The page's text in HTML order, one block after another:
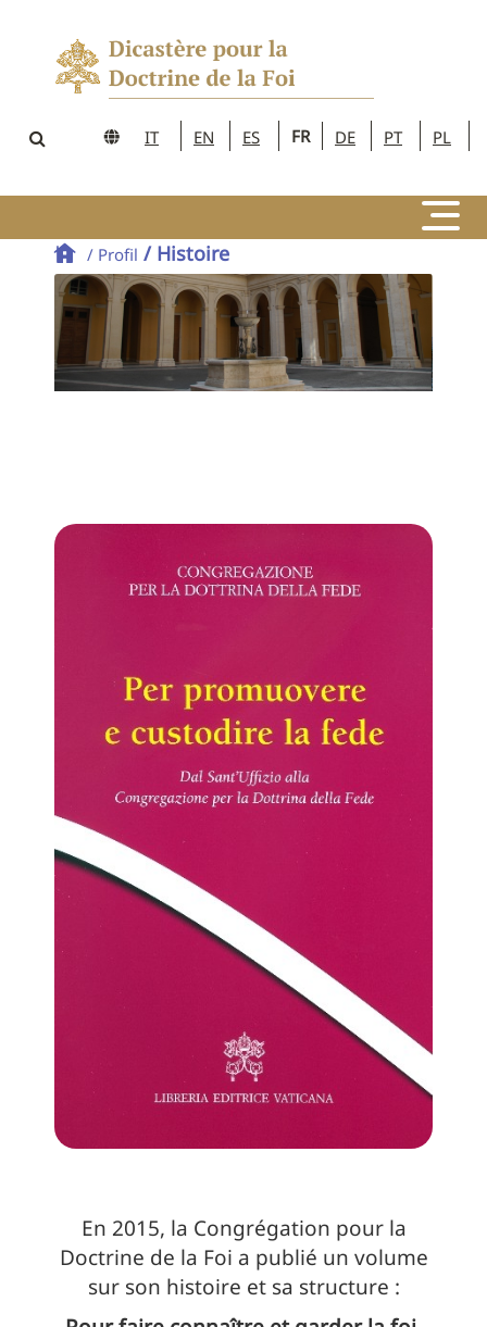
IT EN ES FR DE PT PL
/ Profil / Histoire
En 2015, la Congrégation pour la
Doctrine de la Foi a publié un volume
sur son histoire et sa structure :